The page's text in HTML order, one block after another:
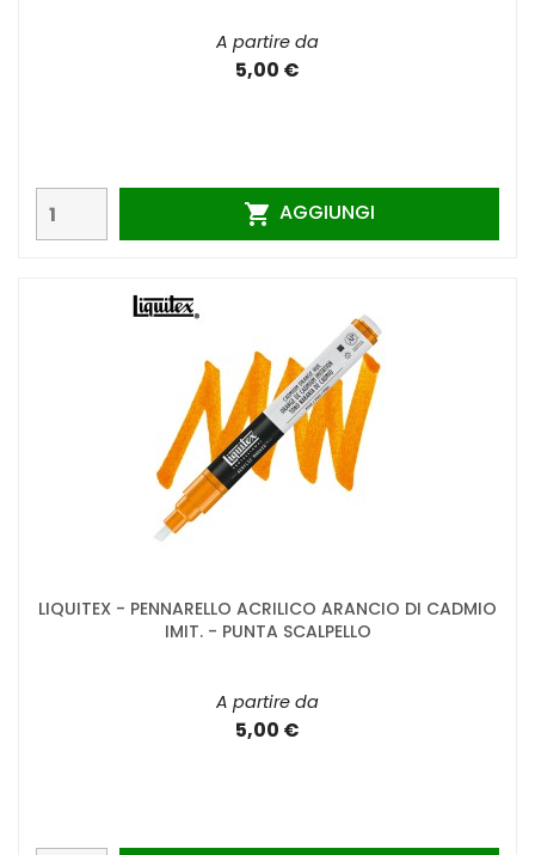
A partire da
5,00 €
 AGGIUNGI
LIQUITEX - PENNARELLO ACRILICO ARANCIO DI CADMIO
IMIT. - PUNTA SCALPELLO
A partire da
5,00 €